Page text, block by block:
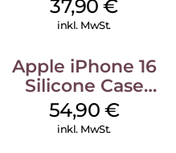
Green
37,90€
inkl. MwSt.
Apple iPhone 16
Silicone Case
MagSafe Black
54,90 €
inkl. MwSt.